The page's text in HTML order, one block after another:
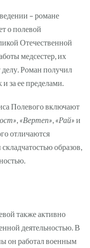
– романе
о полевой
Отечественной
медсестер, их
Роман получил
за ее пределами.
Полевого включают
«Вертеп» «Рай» и
отличаются
образов,
также активно
деятельностью. В
он работал военным